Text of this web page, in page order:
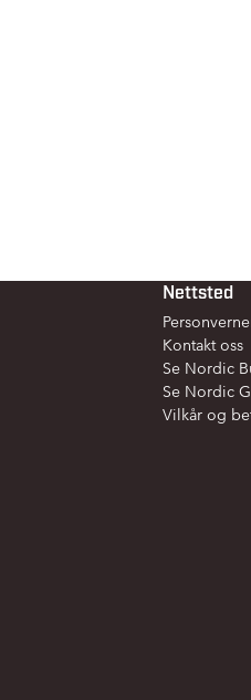
Nettsted
Kontakt oss
Se Nordic
Se Nordic
Vilkår og